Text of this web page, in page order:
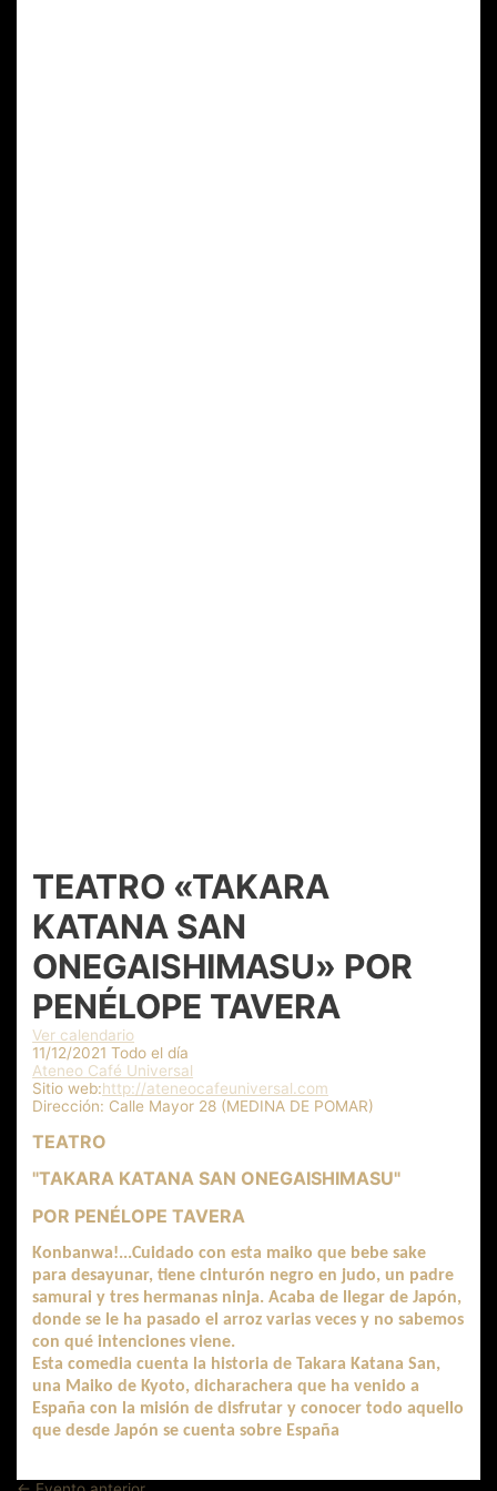
TEATRO «TAKARA
KATANA SAN
ONEGAISHIMASU» POR
PENÉLOPE TAVERA
Ver calendario
11/12/2021 Todo el día
Ateneo Café Universal
Sitio web:http://ateneocafeuniversal.com
Dirección: Calle Mayor 28 (MEDINA DE POMAR)
TEATRO
"TAKARA KATANA SAN ONEGAISHIMASU"
POR PENÉLOPE TAVERA
Konbanwa!...Cuidado con esta maiko que bebe sake
para desayunar, tiene cinturón negro en judo, un padre
samurai y tres hermanas ninja. Acaba de llegar de Japón,
donde se le ha pasado el arroz varias veces y no sabemos
con qué intenciones viene.
Esta comedia cuenta la historia de Takara Katana San,
una Maiko de Kyoto, dicharachera que ha venido a
España con la misión de disfrutar y conocer todo aquello
que desde Japón se cuenta sobre España